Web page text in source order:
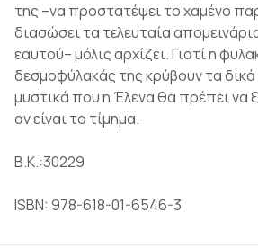
της –να προστατέψει το χαμένο
διασώσει τα τελευταία
εαυτού– μόλις αρχίζει. Γιατί η
δεσμοφύλακάς της κρύβουν τα
μυστικά που η Έλενα θα πρέπει να
αν είναι το τίμημα.
Β.Κ.:30229
ISBN: 978-618-01-6546-3